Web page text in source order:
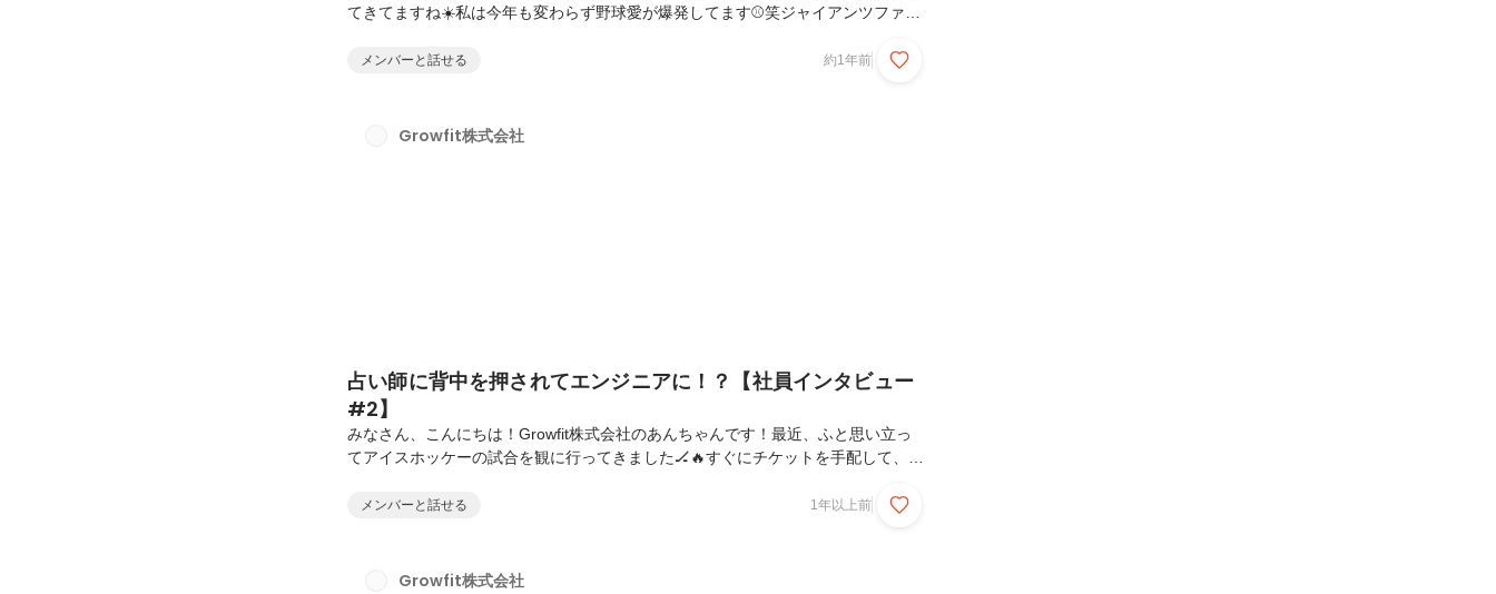
てきてますね☀️私は今年も変わらず野球愛が爆発してます⚾️笑ジャイアンツファン
シーズン唯一現地で勝ちを見届けられた日です。笑)そして今回は社員インタビュ
開中でちょっと意識したのは内緒です👓🧐)それではいってみましょ〜！！最後ま
メンバーと話せる 約1年前
Growfit株式会社
占い師に背中を押されてエンジニアに！？【社員インタビュー
#2】
みなさん、こんにちは！Growfit株式会社のあんちゃんです！最近、ふと思い立っ
てアイスホッケーの試合を観に行ってきました🏒🔥すぐにチケットを手配して、い
つ、ついでにいい背中も眺めてました🤣（もちろん片手にはビール🍺！…でも写真
古村さんにインタビュー！🎤✨SESから受託開発へ転職し、入社わずか1年でセク
メンバーと話せる 1年以上前
Growfit株式会社